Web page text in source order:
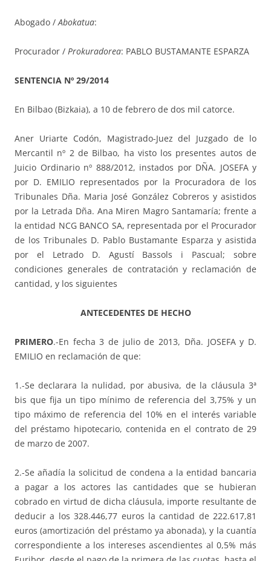
Abogado /Abokatua:
Procurador / Prokuradorea: PABLO BUSTAMANTE ESPARZA
SENTENCIA Nº 29/2014
En Bilbao (Bizkaia), a 10 de febrero de dos mil catorce.
Aner Uriarte Codón, Magistrado-Juez del Juzgado de lo
Mercantil nº 2 de Bilbao, ha visto los presentes autos de
Juicio Ordinario nº 888/2012, instados por DÑA. JOSEFA y
por D. EMILIO representados por la Procuradora de los
Tribunales Dña. Maria José González Cobreros y asistidos
por la Letrada Dña. Ana Miren Magro Santamaría; frente a
la entidad NCG BANCO SA, representada por el Procurador
de los Tribunales D. Pablo Bustamante Esparza y asistida
por el Letrado D. Agustí Bassols i Pascual; sobre
condiciones generales de contratación y reclamación de
cantidad, y los siguientes
ANTECEDENTES DE HECHO
PRIMERO.-En fecha 3 de julio de 2013, Dña. JOSEFA y D.
EMILIO en reclamación de que:
1.-Se declarara la nulidad, por abusiva, de la cláusula 3ª
bis que fija un tipo mínimo de referencia del 3,75% y un
tipo máximo de referencia del 10% en el interés variable
del préstamo hipotecario, contenida en el contrato de 29
de marzo de 2007.
2.-Se añadía la solicitud de condena a la entidad bancaria
a pagar a los actores las cantidades que se hubieran
cobrado en virtud de dicha cláusula, importe resultante de
deducir a los 328.446,77 euros la cantidad de 222.617,81
euros (amortización del préstamo ya abonada), y la cuantía
correspondiente a los intereses ascendientes al 0,5% más